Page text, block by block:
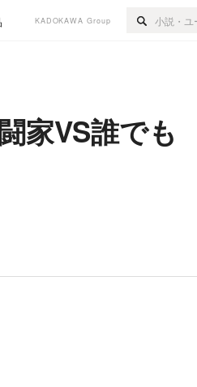
KADOKAWA Group
家VS誰でも